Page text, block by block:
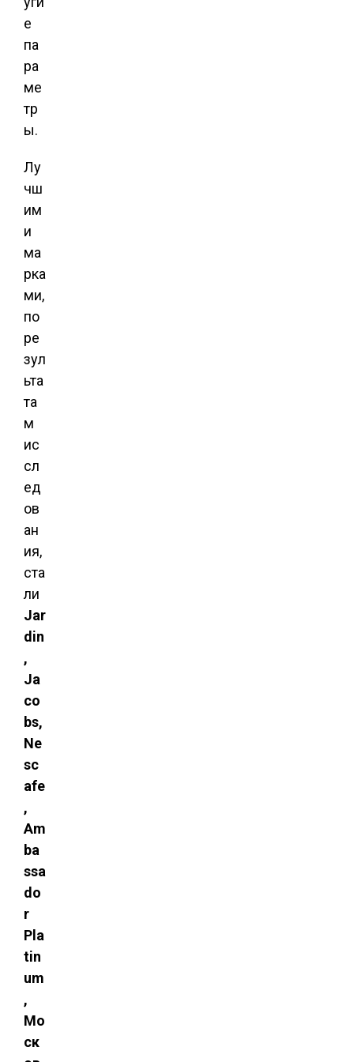
е
па
ра
ме
тр
ы.
Лу
чш
им
и
ма
рка
ми,
по
ре
зул
ьта
та
м
ис
сл
ед
ов
ан
ия,
ста
ли
Jar
din
,
Ja
co
bs,
Ne
sc
afe
,
Am
ba
ssa
do
r
Pla
tin
um
,
Мо
ск